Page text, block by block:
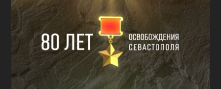
80ЛЕТ ОСВОБОЖДЕНИЯ
СЕВАСТОПОЛЯ